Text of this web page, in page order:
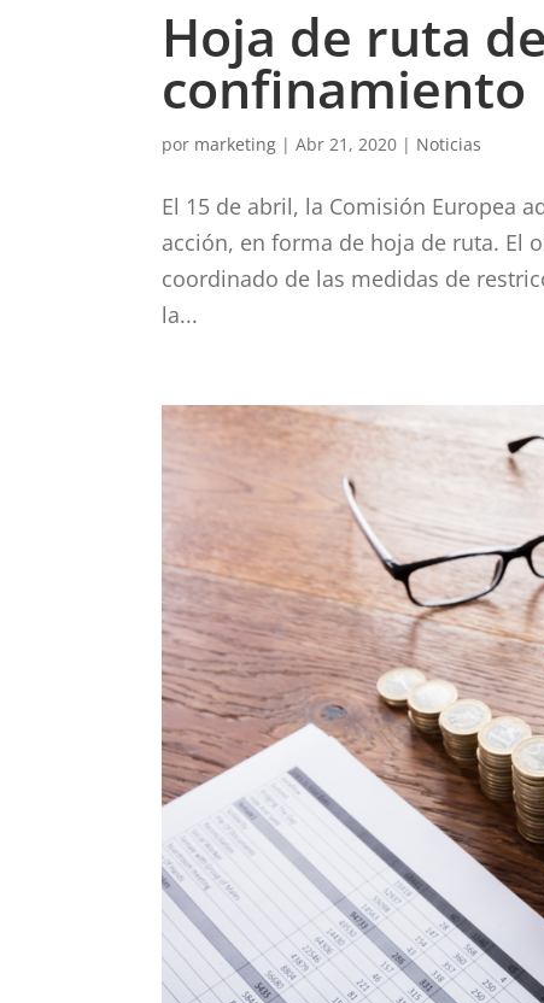
Hoja de ruta
confinamiento
por marketing |Abr 21, 2020 | Noticias
El 15 de abril, la Comisión Europea
acción, en forma de hoja de ruta. El
coordinado de las medidas de
la...